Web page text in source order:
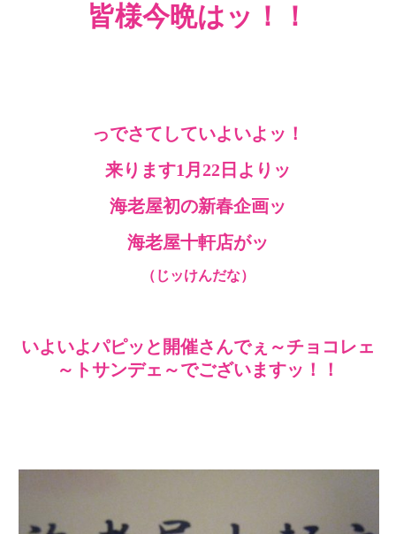
皆様今晩はッ！！
っでさてしていよいよッ！
来ります1月22日よりッ
海老屋初の新春企画ッ
海老屋十軒店がッ
（じッけんだな）
いよいよパピッと開催さんでぇ～チョコレェ
～トサンデェ～でございますッ！！